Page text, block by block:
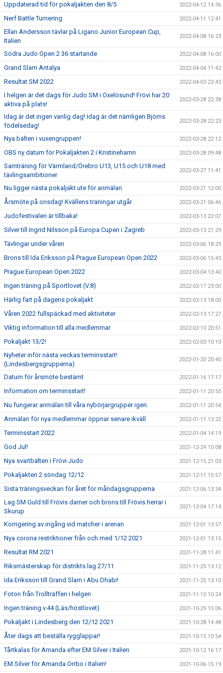
Uppdaterad tid för pokaljakten den 8/5 2022-04-12 14:36
Nerf Battle Turnering 2022-04-11 12:41
Ellan Andersson tävlar på Ligano Junior European Cup,
Italien
2022-04-08 16:23
Södra Judo Open 2 36 startande 2022-04-08 16:00
Grand Slam Antalya 2022-04-04 11:42
Resultat SM 2022 2022-04-03 22:43
I helgen är det dags för Judo SM i Oxelösund! Frövi har 20
aktiva på plats!
2022-03-28 22:38
Idag är det ingen vanlig dag! Idag är det nämligen Björns
födelsedag!
2022-03-28 22:23
Nya bälten i vuxengruppen! 2022-03-28 22:12
OBS ny datum för Pokaljakten 2 i Kristinehamn 2022-03-28 09:48
Samträning för Värmland/Örebro U13, U15 och U18 med
tävlingsambitioner
2022-03-27 11:41
Nu ligger nästa pokaljakt ute för anmälan 2022-03-21 12:00
Årsmöte på onsdag! Kvällens träningar utgår 2022-03-21 06:46
Judofestivalen är tillbaka! 2022-03-13 22:07
Silver till Ingrid Nilsson på Europa Cupen i Zagreb 2022-03-13 21:29
Tävlingar under våren 2022-03-06 18:29
Brons till Ida Eriksson på Prague European Open 2022 2022-03-06 15:43
Prague European Open 2022 2022-03-04 13:40
Ingen träning på Sportlovet (V.8) 2022-02-17 23:00
Härlig fart på dagens pokaljakt 2022-02-13 18:00
Våren 2022 fullspäckad med aktiviteter 2022-02-13 17:27
Viktig information till alla medlemmar 2022-02-10 20:51
Pokaljakt 13/2! 2022-02-03 10:10
Nyheter inför nästa veckas terminsstart!
(Lindesbergsgrupperna)
2022-01-20 20:40
Datum för årsmöte bestämt 2022-01-16 17:17
Information om terminsstart! 2022-01-11 20:55
Nu fungerar anmälan till våra nybörjargrupper igen. 2022-01-11 20:54
Anmälan för nya medlemmar öppnar senare ikväll 2022-01-11 13:22
Terminsstart 2022 2022-01-04 14:19
God Jul! 2021-12-24 10:08
Nya svartbälten i Frövi Judo 2021-12-15 21:03
Pokaljakten 2 söndag 12/12 2021-12-11 15:57
Sista träningsveckan för året för måndagsgrupperna 2021-12-06 13:34
Lag SM Guld till Frövis damer och brons till Frövis herrar i
Skurup
2021-12-04 17:14
Korrigering av ingång vid matcher i arenan 2021-12-01 13:57
Nya corona restriktioner från och med 1/12 2021 2021-12-01 13:15
Resultat RM 2021 2021-11-28 11:41
Riksmästerskap för distrikts lag 27/11 2021-11-25 13:12
Ida Eriksson till Grand Slam i Abu Dhabi! 2021-11-25 13:10
Foton från Trollträffen i helgen 2021-11-10 10:24
Ingen träning v.44 (Läs/höstlovet) 2021-10-29 15:06
Pokaljakt i Lindesberg den 12/12 2021 2021-10-28 14:48
Åter dags att beställa rygglappar! 2021-10-15 10:54
Tårtkalas för Amanda efter EM Silver i Italien 2021-10-12 16:17
EM Silver för Amanda Orrbo i Italien! 2021-10-06 15:19